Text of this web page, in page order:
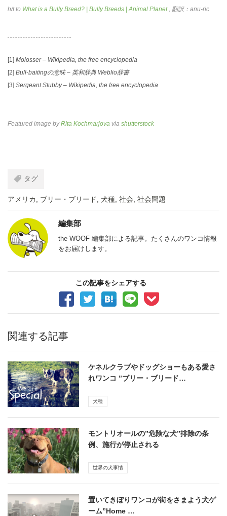
h/t to What is a Bully Breed? | Bully Breeds | Animal Planet, 翻訳：anu-ric
[1] Molosser – Wikipedia, the free encyclopedia
[2] Bull-baitingの意味 – 英和辞典 Weblio辞書
[3] Sergeant Stubby – Wikipedia, the free encyclopedia
Featured image byRita Kochmarjova via shutterstock
タグ
アメリカ, ブリー・ブリード, 犬種, 社会, 社会問題
編集部
the WOOF 編集部による記事。たくさんのワンコ情報
をお届けします。
この記事をシェアする
関連する記事
ケネルクラブやドッグショーもある愛さ
れワンコ ”ブリー・ブリード…
犬種
モントリオールの”危険な犬”排除の条
例、施行が停止される
世界の犬事情
置いてきぼりワンコが街をさまよう犬ゲ
ーム”Home …